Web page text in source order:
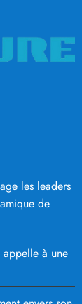
les leaders
de
appelle à une